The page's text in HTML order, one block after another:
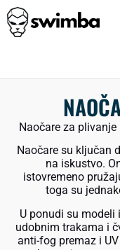
Naočare za
Naočare su ključan
na iskustvo.
istovremeno
toga su
U ponudi su
udobnim trakama i
anti-fog premaz i